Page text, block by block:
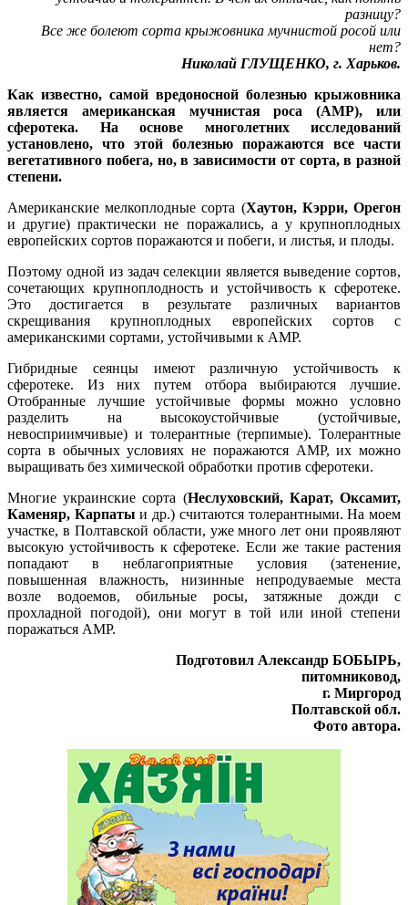
разницу?
Все же болеют сорта крыжовника мучнистой росой или
нет?
Николай ГЛУЩЕНКО, г. Харьков.
Как известно, самой вредоносной болезнью крыжовника
является американская мучнистая роса (АМР), или
сферотека. На основе многолетних исследований
установлено, что этой болезнью поражаются все части
вегетативного побега, но, в зависимости от сорта, в разной
степени.
Американские мелкоплодные сорта (Хаутон, Кэрри, Орегон
и другие) практически не поражались, а у крупноплодных
европейских сортов поражаются и побеги, и листья, и плоды.
Поэтому одной из задач селекции является выведение сортов,
сочетающих крупноплодность и устойчивость к сферотеке.
Это достигается в результате различных вариантов
скрещивания крупноплодных европейских сортов с
американскими сортами, устойчивыми к АМР.
Гибридные сеянцы имеют различную устойчивость к
сферотеке. Из них путем отбора выбираются лучшие.
Отобранные лучшие устойчивые формы можно условно
разделить на высокоустойчивые (устойчивые,
невосприимчивые) и толерантные (терпимые). Толерантные
сорта в обычных условиях не поражаются АМР, их можно
выращивать без химической обработки против сферотеки.
Многие украинские сорта (Неслуховский, Карат, Оксамит,
Каменяр, Карпаты и др.) считаются толерантными. На моем
участке, в Полтавской области, уже много лет они проявляют
высокую устойчивость к сферотеке. Если же такие растения
попадают в неблагоприятные условия (затенение,
повышенная влажность, низинные непродуваемые места
возле водоемов, обильные росы, затяжные дожди с
прохладной погодой), они могут в той или иной степени
поражаться АМР.
Подготовил Александр БОБЫРЬ,
питомниковод,
г. Миргород
Полтавской обл.
Фото автора.